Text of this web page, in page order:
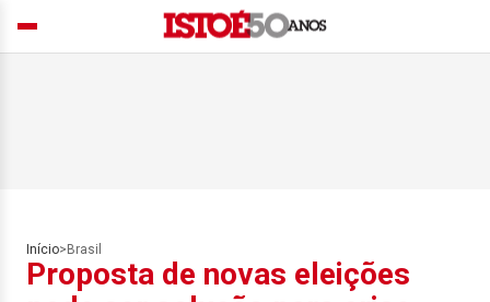
Início> Brasil
Proposta de novas eleições